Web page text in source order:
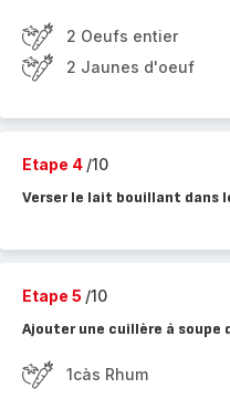
2 Oeufs entier
2 Jaunes d'oeuf
Etape 4 /10
Verser le lait bouillant dans
Etape 5 /10
Ajouter une cuillère à soupe
1càs Rhum